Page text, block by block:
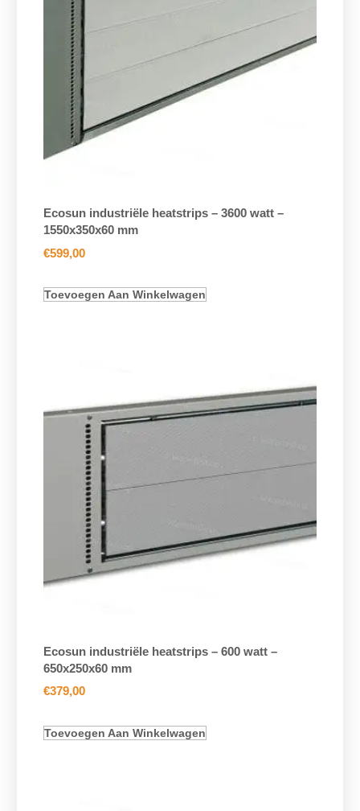
Ecosun industriële heatstrips – 3600 watt –
1550x350x60 mm
€599,00
Toevoegen Aan Winkelwagen
Ecosun industriële heatstrips – 600 watt –
650x250x60 mm
€379,00
Toevoegen Aan Winkelwagen